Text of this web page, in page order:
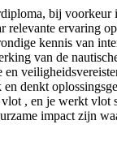
bij
relevante ervaring
kennis van
van de
en
denkt
, en je werkt vlot
impact zijn